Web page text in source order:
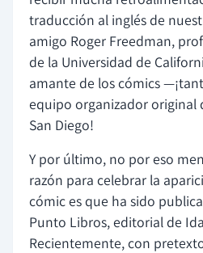
traducción al inglés de
amigo Roger Freedman,
de la Universidad de
amante de los cómics
equipo organizador original
San Diego!
Y por último, no por eso
razón para celebrar la
cómic es que ha sido
Punto Libros, editorial de
Recientemente, con